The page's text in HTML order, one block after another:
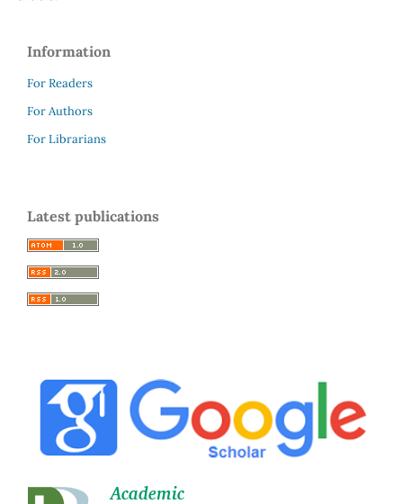
Information
For Readers
For Authors
For Librarians
Latest publications